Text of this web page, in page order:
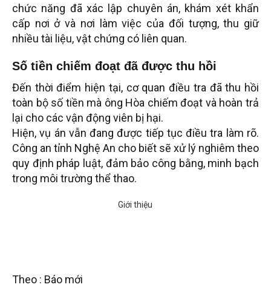
chức năng đã xác lập chuyên án, khám xét khẩn
cấp nơi ở và nơi làm việc của đối tượng, thu giữ
nhiều tài liệu, vật chứng có liên quan.
Số tiền chiếm đoạt đã được thu hồi
Đến thời điểm hiện tại, cơ quan điều tra đã thu hồi
toàn bộ số tiền mà ông Hòa chiếm đoạt và hoàn trả
lại cho các vận động viên bị hại.
Hiện, vụ án vẫn đang được tiếp tục điều tra làm rõ.
Công an tỉnh Nghệ An cho biết sẽ xử lý nghiêm theo
quy định pháp luật, đảm bảo công bằng, minh bạch
trong môi trường thể thao.
Theo : Báo mới